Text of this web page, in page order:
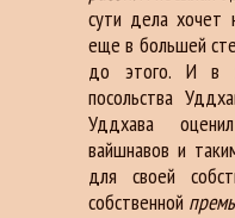
сути дела хочет
еще в большей
до этого. И в
посольства
Уддхава
вайшнавов и
для своей
собственной